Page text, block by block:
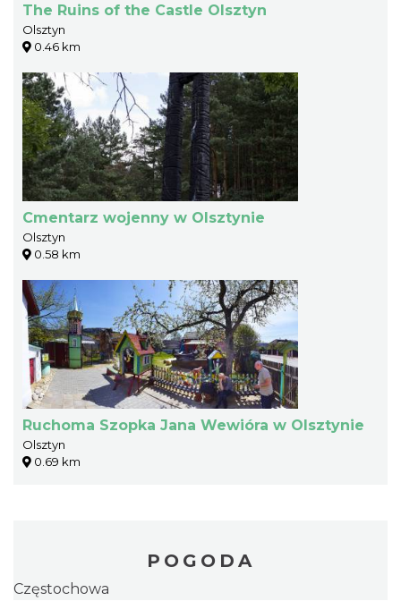
The Ruins of the Castle Olsztyn
Olsztyn
0.46 km
Cmentarz wojenny w Olsztynie
Olsztyn
0.58 km
Ruchoma Szopka Jana Wewióra w Olsztynie
Olsztyn
0.69 km
POGODA
Częstochowa